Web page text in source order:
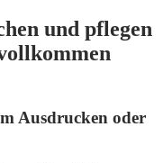
und pflegen
Ausdrucken oder